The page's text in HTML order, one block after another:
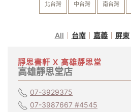
北台灣 中台灣 南台灣
All 台南 嘉義 屏東
靜思書軒 X 高雄靜思堂
高雄靜思堂店
07-3929375
07-3987667 #4545